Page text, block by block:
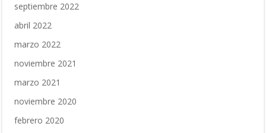
septiembre 2022
abril 2022
marzo 2022
noviembre 2021
marzo 2021
noviembre 2020
febrero 2020